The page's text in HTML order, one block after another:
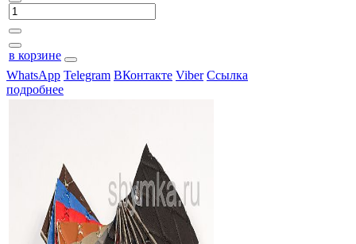
в корзине
WhatsApp Telegram ВКонтакте Viber Ссылка
подробнее